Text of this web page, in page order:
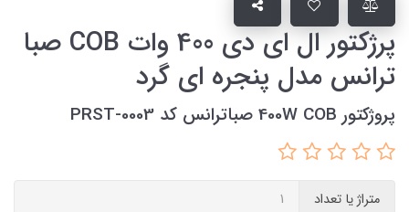
پرژکتور ال ای دی 400 وات COB صبا
ترانس مدل پنجره ای گرد
پروژکتور 400W COB صباترانس کد PRST-0003
متراژ یا تعداد